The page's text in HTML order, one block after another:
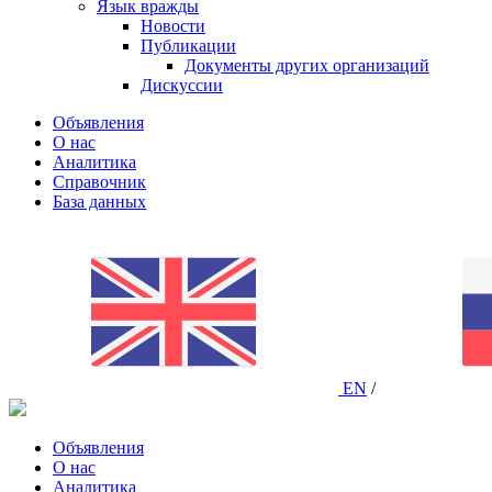
Язык вражды
Новости
Публикации
Документы других организаций
Дискуссии
Объявления
О нас
Аналитика
Справочник
База данных
EN /
Объявления
О нас
Аналитика